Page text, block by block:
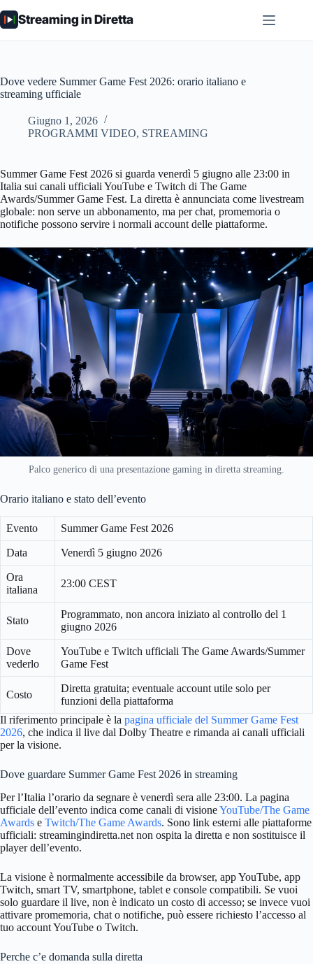
al
contenuto
Streaming in Diretta
Dove vedere Summer Game Fest 2026: orario italiano e
streaming ufficiale
Giugno 1, 2026
PROGRAMMI VIDEO, STREAMING
Summer Game Fest 2026 si guarda venerdì 5 giugno alle 23:00 in
Italia sui canali ufficiali YouTube e Twitch di The Game
Awards/Summer Game Fest. La diretta è annunciata come livestream
globale: non serve un abbonamento, ma per chat, promemoria o
notifiche possono servire i normali account delle piattaforme.
Palco generico di una presentazione gaming in diretta streaming.
Orario italiano e stato dell’evento
Evento Summer Game Fest 2026
Data Venerdì 5 giugno 2026
Ora
italiana
23:00 CEST
Stato
Programmato, non ancora iniziato al controllo del 1
giugno 2026
Dove
vederlo
YouTube e Twitch ufficiali The Game Awards/Summer
Game Fest
Costo
Diretta gratuita; eventuale account utile solo per
funzioni della piattaforma
Il riferimento principale è la pagina ufficiale del Summer Game Fest
2026, che indica il live dal Dolby Theatre e rimanda ai canali ufficiali
per la visione.
Dove guardare Summer Game Fest 2026 in streaming
Per l’Italia l’orario da segnare è venerdì sera alle 23:00. La pagina
ufficiale dell’evento indica come canali di visioneYouTube/The Game
Awards e Twitch/The Game Awards. Sono link esterni alle piattaforme
ufficiali: streamingindiretta.net non ospita la diretta e non sostituisce il
player dell’evento.
La visione è normalmente accessibile da browser, app YouTube, app
Twitch, smart TV, smartphone, tablet e console compatibili. Se vuoi
solo guardare il live, non è indicato un costo di accesso; se invece vuoi
attivare promemoria, chat o notifiche, può essere richiesto l’accesso al
tuo account YouTube o Twitch.
Perche c’e domanda sulla diretta